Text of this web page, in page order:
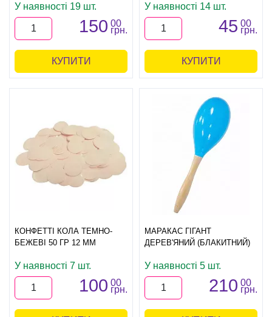
У наявності 19 шт.
150 00
грн.
КУПИТИ
У наявності 14 шт.
45 00
грн.
КУПИТИ
КОНФЕТТІ КОЛА ТЕМНО-
БЕЖЕВІ 50 ГР 12 ММ
У наявності 7 шт.
100 00
грн.
МАРАКАС ГІГАНТ
ДЕРЕВ'ЯНИЙ (БЛАКИТНИЙ)
У наявності 5 шт.
210 00
грн.